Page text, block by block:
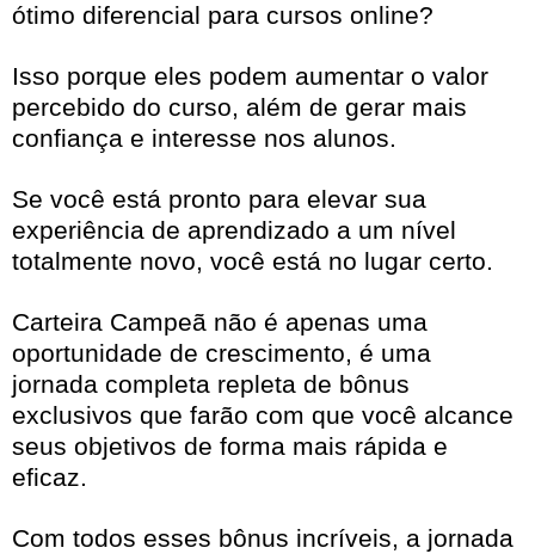
ótimo diferencial para cursos online?
Isso porque eles podem aumentar o valor
percebido do curso, além de gerar mais
confiança e interesse nos alunos.
Se você está pronto para elevar sua
experiência de aprendizado a um nível
totalmente novo, você está no lugar certo.
Carteira Campeã não é apenas uma
oportunidade de crescimento, é uma
jornada completa repleta de bônus
exclusivos que farão com que você alcance
seus objetivos de forma mais rápida e
eficaz.
Com todos esses bônus incríveis, a jornada